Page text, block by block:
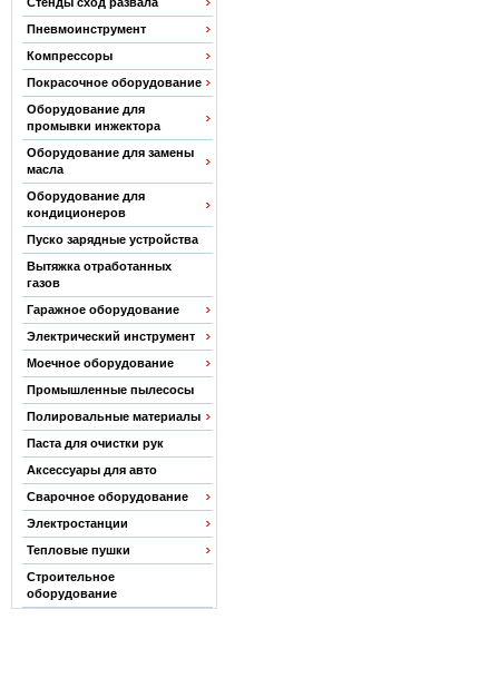
Пневмоинструмент
Компрессоры
Покрасочное оборудование
Оборудование для
промывки инжектора
Оборудование для замены
масла
Оборудование для
кондиционеров
Пуско зарядные устройства
Вытяжка отработанных
газов
Гаражное оборудование
Электрический инструмент
Моечное оборудование
Промышленные пылесосы
Полировальные материалы
Паста для очистки рук
Аксессуары для авто
Сварочное оборудование
Электростанции
Тепловые пушки
Строительное
оборудование